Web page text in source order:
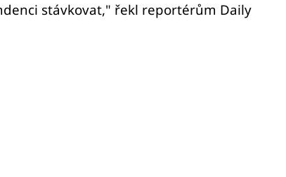
stávkovat," řekl reportérům Daily